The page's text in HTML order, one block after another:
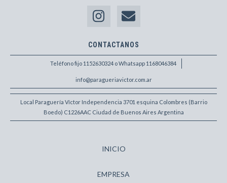
CONTACTANOS
Teléfono fijo 1152630324 o Whatsapp 1168046384
info@paragueriavictor.com.ar
Local Paraguería Víctor Independencia 3701 esquina Colombres (Barrio
Boedo) C1226AAC Ciudad de Buenos Aires Argentina
INICIO
EMPRESA